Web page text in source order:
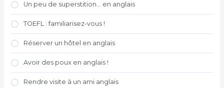
Un peu de superstition... en anglais
TOEFL : familiarisez-vous !
Réserver un hôtel en anglais
Avoir des poux en anglais !
Rendre visite à un ami anglais